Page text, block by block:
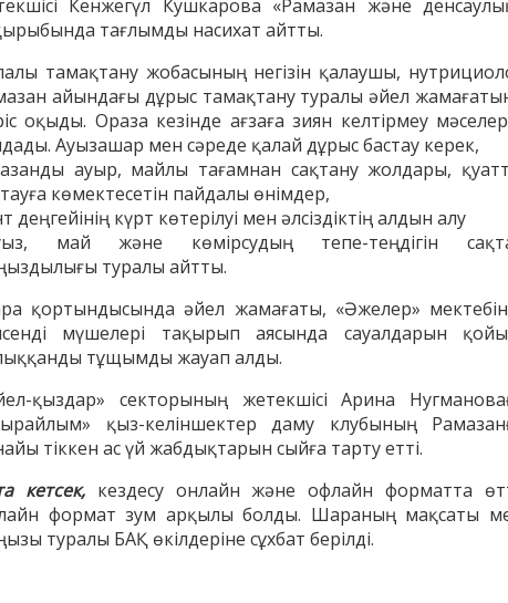
Бекжан
Жұмабаев Данияр
Әлимұхамедұлы
Кенжегүл Кушкарова «Рамазан және
тағлымды насихат айтты.
тамақтану жобасының негізін қалаушы,
айындағы дұрыс тамақтану туралы әйел
оқыды. Ораза кезінде ағзаға зиян келтірмеу
Ауызашар мен сәреде қалай дұрыс бастау керек,
ауыр, майлы тағамнан сақтану жолдары,
көмектесетін пайдалы өнімдер,
деңгейінің күрт көтерілуі мен әлсіздіктің алдын алу
май және көмірсудың тепе-теңдігін
туралы айтты.
қортындысында әйел жамағаты, «Әжелер»
мүшелері тақырып аясында сауалдарын
тұщымды жауап алды.
қыздар» секторының жетекшісі Арина
қыз-келіншектер даму клубының
тіккен ас үй жабдықтарын сыйға тарту етті.
кетсек,кездесу онлайн және офлайн форматта
формат зум арқылы болды. Шараның мақсаты
туралы БАҚ өкілдеріне сұхбат берілді.
АҚИДА ДӘРІСТЕРІ
Шынболат Үмбетов
""Ақтөбе қалалық орталық" мешітінің
наиб имамы
ФИҚҺ ДӘРІСТЕРІ
Нұрбол
""Нұр Ғасыр" облыстық